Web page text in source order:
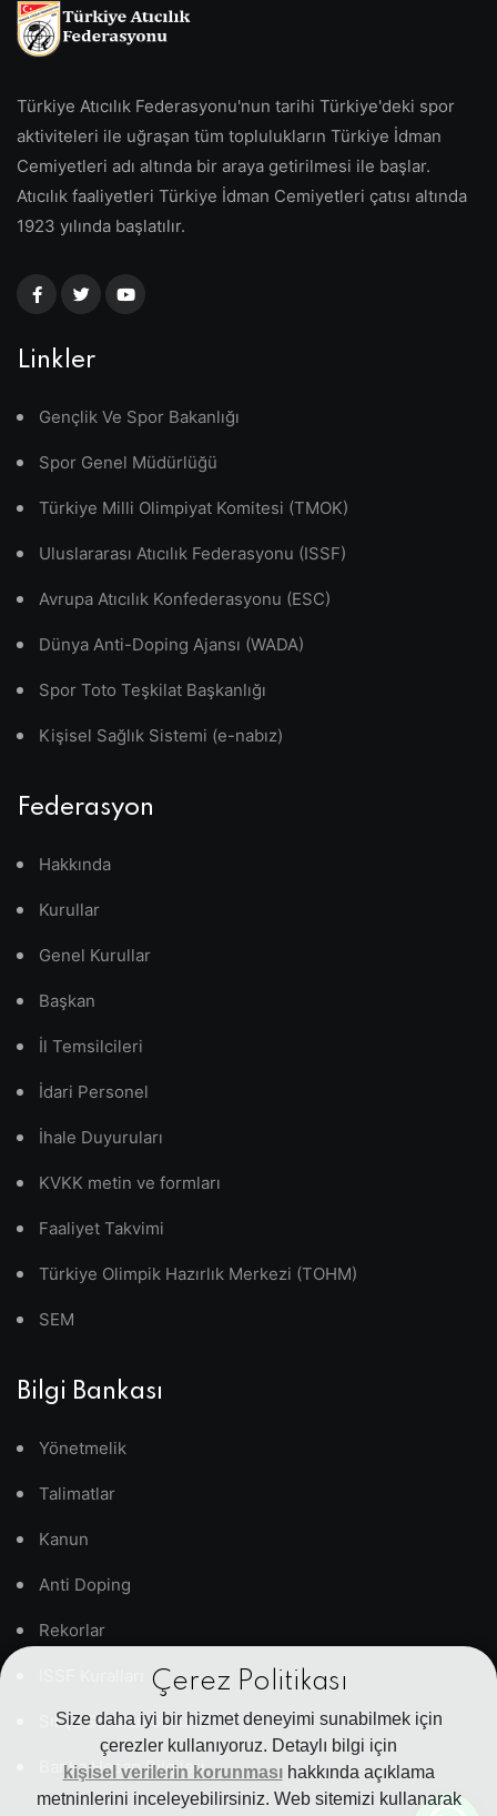
Çerez Politikası
Size daha iyi bir hizmet deneyimi sunabilmek için
çerezler kullanıyoruz. Detaylı bilgi için
kişisel verilerin korunmasıhakkında açıklama
metninlerini inceleyebilirsiniz. Web sitemizi kullanarak
Türkiye Atıcılık Federasyonu'nun tarihi Türkiye'deki spor
aktiviteleri ile uğraşan tüm toplulukların Türkiye İdman
Cemiyetleri adı altında bir araya getirilmesi ile başlar.
Atıcılık faaliyetleri Türkiye İdman Cemiyetleri çatısı altında
1923 yılında başlatılır.
Linkler
Gençlik Ve Spor Bakanlığı
Spor Genel Müdürlüğü
Türkiye Milli Olimpiyat Komitesi (TMOK)
Uluslararası Atıcılık Federasyonu (ISSF)
Avrupa Atıcılık Konfederasyonu (ESC)
Dünya Anti-Doping Ajansı (WADA)
Spor Toto Teşkilat Başkanlığı
Kişisel Sağlık Sistemi (e-nabız)
Federasyon
Hakkında
Kurullar
Genel Kurullar
Başkan
İl Temsilcileri
İdari Personel
İhale Duyuruları
KVKK metin ve formları
Faaliyet Takvimi
Türkiye Olimpik Hazırlık Merkezi (TOHM)
SEM
Bilgi Bankası
Yönetmelik
Talimatlar
Kanun
Anti Doping
Rekorlar
Sıkça Sorulan Sorular
Banka Hesap Bilgileri